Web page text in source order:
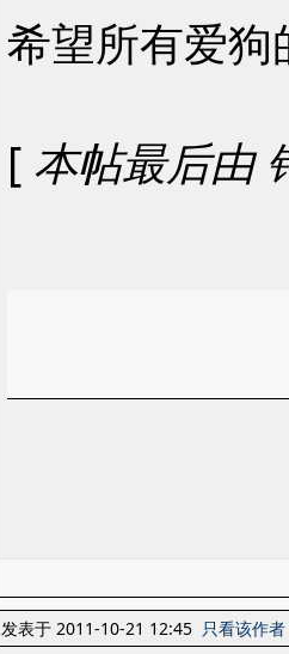
希望所有爱
[ 本帖最后由
发表于 2011-10-21 12:45 只看该作者